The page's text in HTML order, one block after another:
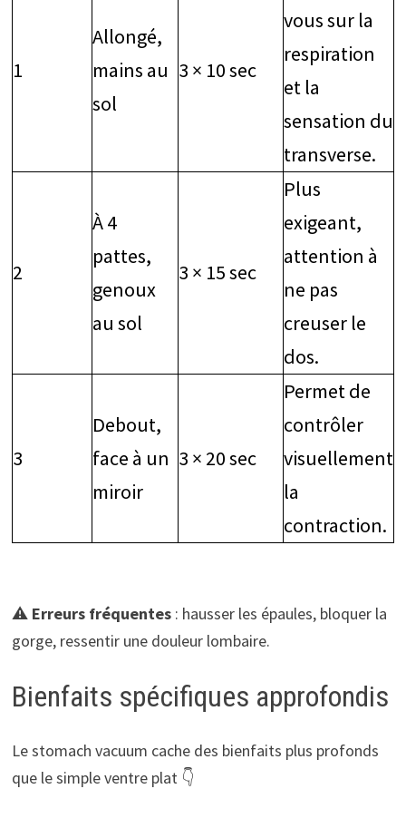
1
Allongé,
mains au
sol
3 × 10 sec
vous sur la
respiration
et la
sensation du
transverse.
2
À 4
pattes,
genoux
au sol
3 × 15 sec
Plus
exigeant,
attention à
ne pas
creuser le
dos.
3
Debout,
face à un
miroir
3 × 20 sec
Permet de
contrôler
visuellement
la
contraction.
⚠️ Erreurs fréquentes: hausser les épaules, bloquer la
gorge, ressentir une douleur lombaire.
Bienfaits spécifiques approfondis
Le stomach vacuum cache des bienfaits plus profonds
que le simple ventre plat 👇